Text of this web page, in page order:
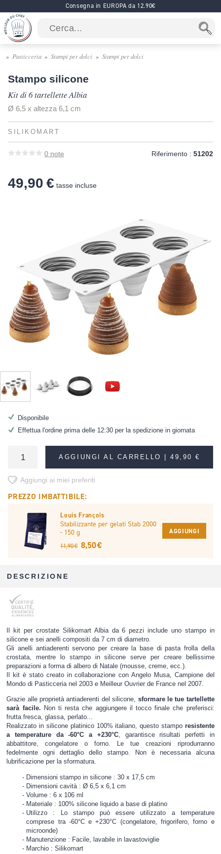
Consegna in EUROPA da 12.90€
Pasticceria Stampi per dolci Stampi per dolci
Stampo silicone
Kit di 6 tartellette Albia
Ø 6,5 x altezza 6,1 cm
SILIKOMART
0 note Riferimento : 51202
49,90 € tasse incluse
Disponibile
Effettua l'ordine prima delle 12:30 per la spedizione in giornata
AGGIUNGI AL CARRELLO |49,90 €
Aggiungi ai miei preferiti
PREZZO IMBATTIBILE:
Louis François
Stabilizzante per gelati Stab 2000
- 150 g
11,90 € 8,50 €
AGGIUNGI
DESCRIZIONE
Il kit per crostate Silikomart Albia da 6 pezzi include uno stampo in
silicone e sei anelli compositi da 7 cm di diametro.
Gli anelli antiaderenti servono per creare la base di pasta frolla della
crostata, mentre lo stampo in silicone serve per creare bellissime
preparazioni a forma di albero di Natale (mousse, creme, ecc.).
Il kit è stato creato in collaborazione con Angelo Musa, Campione del
Mondo di Pasticceria nel 2003 e Meilleur Ouvrier de France nel 2007.
Grazie alle proprietà antiaderenti del silicone, sformare le tue tartellette
sarà facile. Non ti resta che aggiungere il tocco finale che preferisci:
frutta fresca, glassa, perlato...
Realizzato in silicone platinico 100% italiano, questo stampo resistente
a temperature da -60°C a +230°C, garantisce risultati perfetti in
abbattitore, congelatore o forno. Le tue creazioni riprodurranno
fedelmente ogni dettaglio dello stampo. Non è necessaria alcuna
lubrificazione per la sformatura.
Dimensioni stampo in silicone : 30 x 17,5 cm
Dimensioni cavità : Ø 6,5 x 6,1 cm
Volume : 6 x 106 ml
Materiale : 100% silicone liquido a base di platino
Utilizzo : Lo stampo può essere utilizzato a temperature
comprese tra -60°C e +230°C (congelatore, frigorifero, forno e
microonde)
Manutenzione : Facile, lavabile in lavastoviglie
Marchio : Silikomart